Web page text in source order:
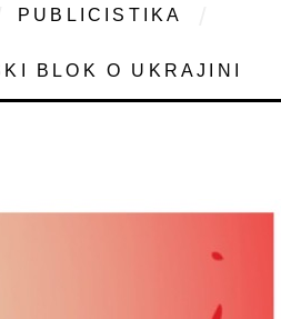
PUBLICISTIKA
BLOK O UKRAJINI